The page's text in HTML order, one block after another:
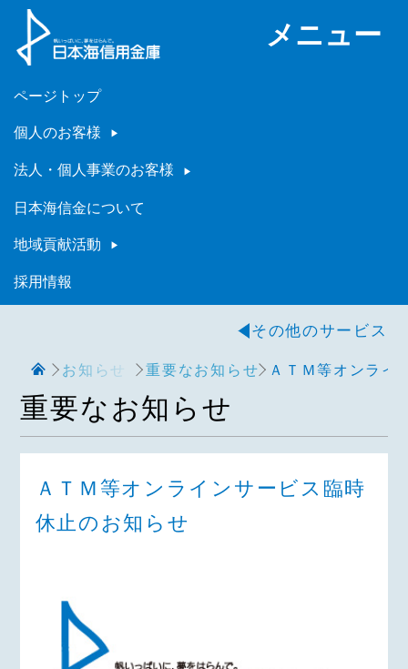
メニュー
ページトップ
個人のお客様
法人・個人事業のお客様
日本海信金について
地域貢献活動
採用情報
その他のサービス
お知らせ 重要なお知らせ ＡＴＭ等オンライ
重要なお知らせ
ＡＴＭ等オンラインサービス臨時
休止のお知らせ